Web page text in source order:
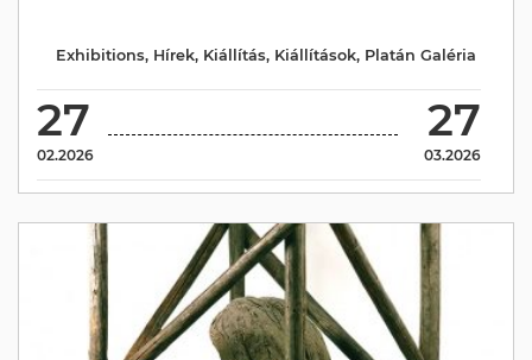
27
02.2026
27
03.2026
Exhibitions, Hírek, Kiállítás, Kiállítások, Platán Galéria